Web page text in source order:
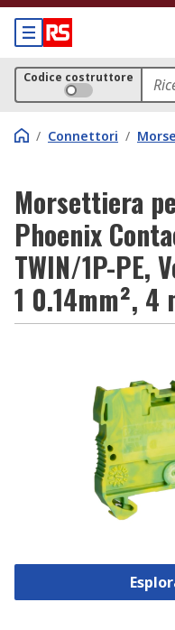
Codice costruttore
/ Connettori /
Morsettiera
Phoenix
TWIN/1P-PE,
1 0.14mm², 4